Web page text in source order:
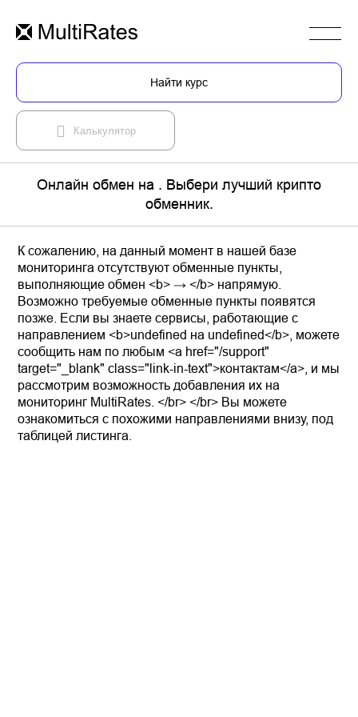
Найти курс
Калькулятор
Онлайн обмен на . Выбери лучший крипто
обменник.
К сожалению, на данный момент в нашей базе
мониторинга отсутствуют обменные пункты,
выполняющие обмен <b> → </b> напрямую.
Возможно требуемые обменные пункты появятся
позже. Если вы знаете сервисы, работающие с
направлением <b>undefined на undefined</b>, можете
сообщить нам по любым <a href="/support"
target="_blank" class="link-in-text">контактам</a>, и мы
рассмотрим возможность добавления их на
мониторинг MultiRates. </br> </br> Вы можете
ознакомиться с похожими направлениями внизу, под
таблицей листинга.